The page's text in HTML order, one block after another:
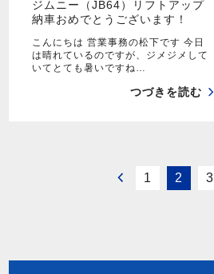
ジムニー（JB64）リフトアップ
納車おめでとうございます！
こんにちは 営業事務の松下です 今日
は晴れているのですが、ジメジメして
いてとても暑いですね…
つづきを読む
1 2 3